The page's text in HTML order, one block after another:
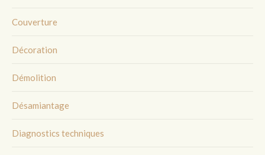
Couverture
Décoration
Démolition
Désamiantage
Diagnostics techniques